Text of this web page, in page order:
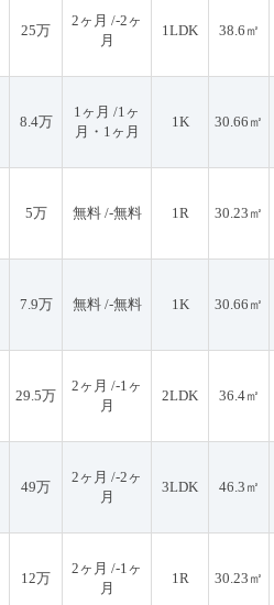
25万
2ヶ月 /-2ヶ
月
1LDK 38.6㎡
8.4万
1ヶ月 /1ヶ
月・1ヶ月
1K 30.66㎡
5万 無料 /-無料 1R 30.23㎡
7.9万 無料 /-無料 1K 30.66㎡
29.5万
2ヶ月 /-1ヶ
月
2LDK 36.4㎡
49万
2ヶ月 /-2ヶ
月
3LDK 46.3㎡
12万
2ヶ月 /-1ヶ
月
1R 30.23㎡